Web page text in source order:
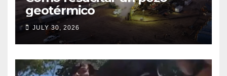
geotérmico
JULY 30, 2026